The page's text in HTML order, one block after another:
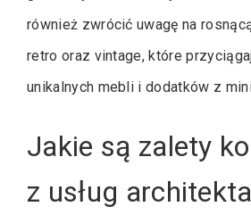
również zwrócić uwagę na
retro oraz vintage, które
unikalnych mebli i dodatków z
Jakie są zalety
z usług